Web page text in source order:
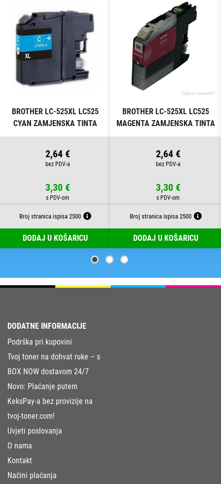
BROTHER LC-525XL LC525
CYAN ZAMJENSKA TINTA
2,64 €
3,30 €
Broj stranica ispisa 2500
DODAJ U KOŠARICU
BROTHER LC-525XL LC525
MAGENTA ZAMJENSKA TINTA
2,64 €
3,30 €
Broj stranica ispisa 2500
DODAJ U KOŠARICU
DODATNE INFORMACIJE
Podrška pri kupovini
Tvoj toner na dohvat ruke – s
BOX NOW dostavom 24/7
Novo: Plaćanje putem
KeksPay-a bez provizije na
tvoj-toner.com!
Uvjeti poslovanja
O nama
Kontakt
Načini plaćanja